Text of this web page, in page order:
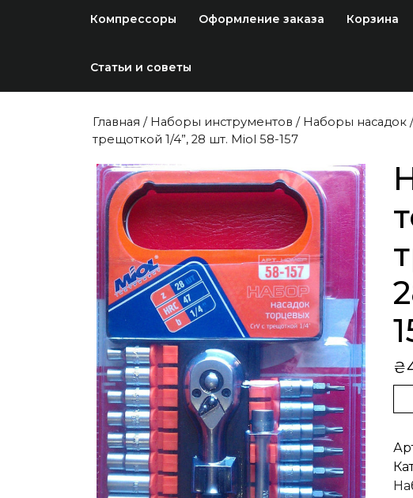
Компрессоры Оформление заказа Корзина
Статьи и советы
Главная / Наборы инструментов / Наборы насадок
трещоткой 1/4”, 28 шт. Miol 58-157
₴